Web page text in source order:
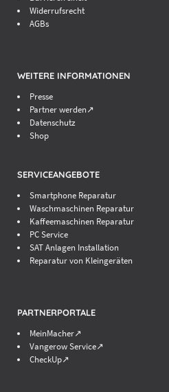
Widerrufsrecht
AGBs
WEITERE INFORMATIONEN
Presse
Partner werden↗
Datenschutz
Shop
SERVICEANGEBOTE
Smartphone Reparatur
Waschmaschinen Reparatur
Kaffeemaschinen Reparatur
PC Service
SAT Anlagen Installation
Reparatur von Kleingeräten
PARTNERPORTALE
MeinMacher↗
Vangerow Service↗
CheckUp↗